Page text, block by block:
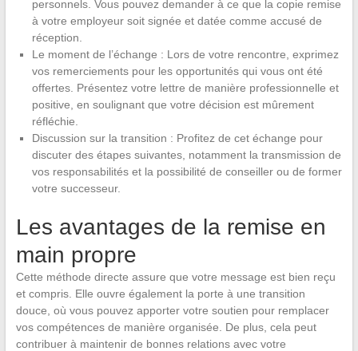
personnels. Vous pouvez demander à ce que la copie remise
à votre employeur soit signée et datée comme accusé de
réception.
Le moment de l’échange : Lors de votre rencontre, exprimez
vos remerciements pour les opportunités qui vous ont été
offertes. Présentez votre lettre de manière professionnelle et
positive, en soulignant que votre décision est mûrement
réfléchie.
Discussion sur la transition : Profitez de cet échange pour
discuter des étapes suivantes, notamment la transmission de
vos responsabilités et la possibilité de conseiller ou de former
votre successeur.
Les avantages de la remise en
main propre
Cette méthode directe assure que votre message est bien reçu
et compris. Elle ouvre également la porte à une transition
douce, où vous pouvez apporter votre soutien pour remplacer
vos compétences de manière organisée. De plus, cela peut
contribuer à maintenir de bonnes relations avec votre